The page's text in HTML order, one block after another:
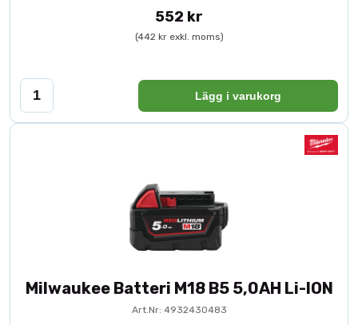
552 kr
(442 kr exkl. moms)
Lägg i varukorg
Milwaukee Batteri M18 B5 5,0AH Li-ION
Art.Nr: 4932430483